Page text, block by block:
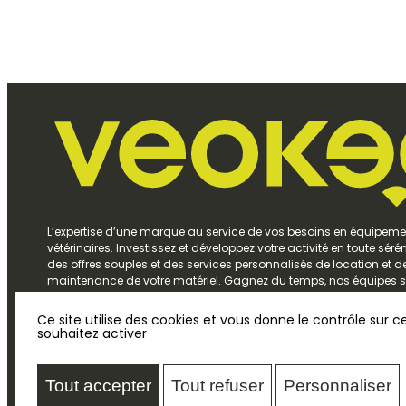
L’expertise d’une marque au service de vos besoins en
vétérinaires. Investissez et développez votre activité en toute
des offres souples et des services personnalisés de location et
maintenance de votre matériel. Gagnez du temps, nos équipes
au meilleur rapport qualité-prix.
Ce site utilise des cookies et vous donne le contrôle sur
souhaitez activer
Tout accepter Tout refuser Personnaliser